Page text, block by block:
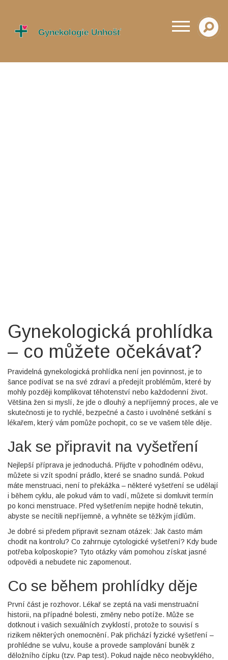
Gynekologická prohlídka
– co můžete očekávat?
Pravidelná gynekologická prohlídka není jen povinnost, je to
šance podívat se na své zdraví a předejít problémům, které by
mohly později komplikovat těhotenství nebo každodenní život.
Většina žen si myslí, že jde o dlouhý a nepříjemný proces, ale ve
skutečnosti je to rychlé, bezpečné a často i uvolněné setkání s
lékařem, který vám pomůže pochopit, co se ve vašem těle děje.
Jak se připravit na vyšetření
Nejlepší příprava je jednoduchá. Přijďte v pohodlném oděvu,
můžete si vzít spodní prádlo, které se snadno sundá. Pokud
máte menstruaci, není to překážka – některé vyšetření se udělají
i během cyklu, ale pokud vám to vadí, můžete si domluvit termín
po konci menstruace. Před vyšetřením nepijte hodně tekutin,
abyste se necítili nepříjemně, a vyhněte se těžkým jídlům.
Je dobré si předem připravit seznam otázek: Jak často mám
chodit na kontrolu? Co zahrnuje cytologické vyšetření? Kdy bude
potřeba kolposkopie? Tyto otázky vám pomohou získat jasné
odpovědi a nebudete nic zapomenout.
Co se během prohlídky děje
První část je rozhovor. Lékař se zeptá na vaši menstruační
historii, na případné bolesti, změny nebo potíže. Může se
dotknout i vašich sexuálních zvyklostí, protože to souvisí s
rizikem některých onemocnění. Pak přichází fyzické vyšetření –
prohlédne se vulvu, kouše a provede samplování buněk z
děložního čípku (tzv. Pap test). Pokud najde něco neobvyklého,